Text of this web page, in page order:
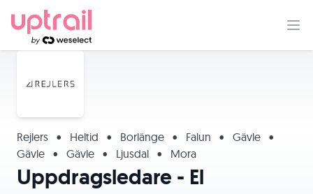
Rejlers • Heltid • Borlänge • Falun • Gävle •
Gävle • Gävle • Ljusdal • Mora
Uppdragsledare - El